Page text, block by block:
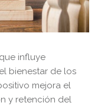
influye
bienestar de los
mejora el
y retención del